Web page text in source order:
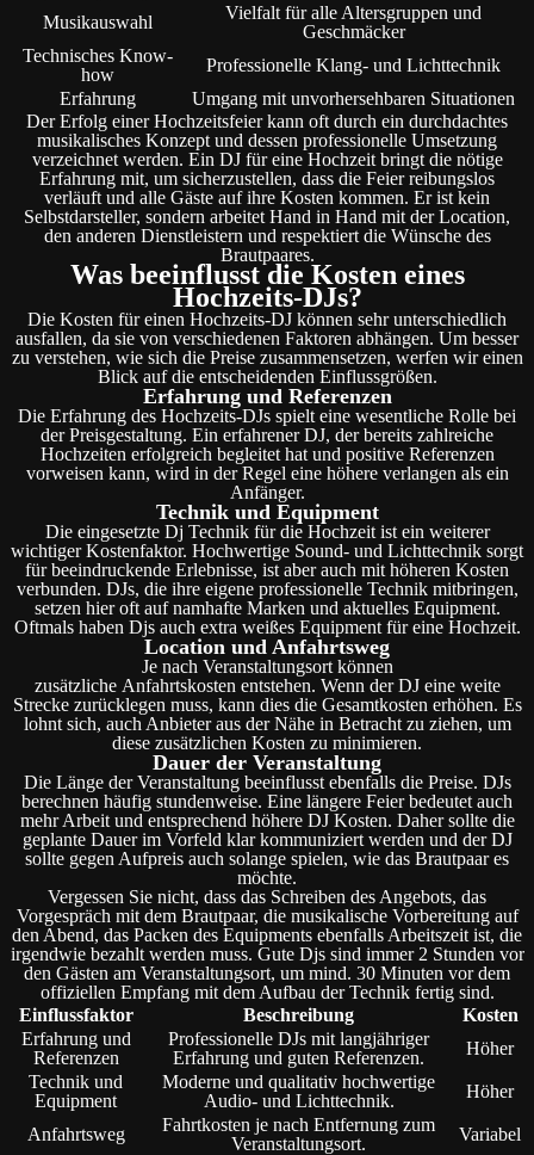
Musikauswahl
Vielfalt für alle Altersgruppen und
Geschmäcker
Technisches Know-
how
Professionelle Klang- und Lichttechnik
Erfahrung
Umgang mit unvorhersehbaren Situationen
Der Erfolg einer Hochzeitsfeier kann oft durch ein durchdachtes
musikalisches Konzept und dessen professionelle Umsetzung
verzeichnet werden. Ein DJ für eine Hochzeit bringt die nötige
Erfahrung mit, um sicherzustellen, dass die Feier reibungslos
verläuft und alle Gäste auf ihre Kosten kommen. Er ist kein
Selbstdarsteller, sondern arbeitet Hand in Hand mit der Location,
den anderen Dienstleistern und respektiert die Wünsche des
Brautpaares.
Was beeinflusst die Kosten eines
Hochzeits-DJs?
Die Kosten für einen Hochzeits-DJ können sehr unterschiedlich
ausfallen, da sie von verschiedenen Faktoren abhängen. Um besser
zu verstehen, wie sich die Preise zusammensetzen, werfen wir einen
Blick auf die entscheidenden Einflussgrößen.
Erfahrung und Referenzen
Die Erfahrung des Hochzeits-DJs spielt eine wesentliche Rolle bei
der Preisgestaltung. Ein erfahrener DJ, der bereits zahlreiche
Hochzeiten erfolgreich begleitet hat und positive Referenzen
vorweisen kann, wird in der Regel eine höhere verlangen als ein
Anfänger.
Technik und Equipment
Die eingesetzte Dj Technik für die Hochzeit ist ein weiterer
wichtiger Kostenfaktor. Hochwertige Sound- und Lichttechnik sorgt
für beeindruckende Erlebnisse, ist aber auch mit höheren Kosten
verbunden. DJs, die ihre eigene professionelle Technik mitbringen,
setzen hier oft auf namhafte Marken und aktuelles Equipment.
Oftmals haben Djs auch extra weißes Equipment für eine Hochzeit.
Location und Anfahrtsweg
Je nach Veranstaltungsort können
zusätzliche Anfahrtskosten entstehen. Wenn der DJ eine weite
Strecke zurücklegen muss, kann dies die Gesamtkosten erhöhen. Es
lohnt sich, auch Anbieter aus der Nähe in Betracht zu ziehen, um
diese zusätzlichen Kosten zu minimieren.
Dauer der Veranstaltung
Die Länge der Veranstaltung beeinflusst ebenfalls die Preise. DJs
berechnen häufig stundenweise. Eine längere Feier bedeutet auch
mehr Arbeit und entsprechend höhere DJ Kosten. Daher sollte die
geplante Dauer im Vorfeld klar kommuniziert werden und der DJ
sollte gegen Aufpreis auch solange spielen, wie das Brautpaar es
möchte.
Vergessen Sie nicht, dass das Schreiben des Angebots, das
Vorgespräch mit dem Brautpaar, die musikalische Vorbereitung auf
den Abend, das Packen des Equipments ebenfalls Arbeitszeit ist, die
irgendwie bezahlt werden muss. Gute Djs sind immer 2 Stunden vor
den Gästen am Veranstaltungsort, um mind. 30 Minuten vor dem
offiziellen Empfang mit dem Aufbau der Technik fertig sind.
Einflussfaktor
Beschreibung
Kosten
Erfahrung und
Referenzen
Professionelle DJs mit langjähriger
Erfahrung und guten Referenzen.
Höher
Technik und
Equipment
Moderne und qualitativ hochwertige
Audio- und Lichttechnik.
Höher
Anfahrtsweg
Fahrtkosten je nach Entfernung zum
Veranstaltungsort.
Variabel